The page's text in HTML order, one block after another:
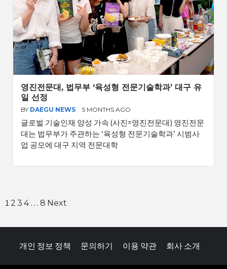
영진전문대, 법무부 ‘육성형 전문기술학과’ 대구 유
일 선정
BY DAEGU NEWS 5 MONTHS AGO
글로벌 기술인재 양성 가속 (사진=영진전문대) 영진전문
대는 법무부가 주관하는 ‘육성형 전문기술학과’ 시범사
업 공모에 대구 지역 전문대학
Posts
pagination
1 2 3 4 … 8 Next
개인 정보 정책 문의하기 이용 약관 회사 소개